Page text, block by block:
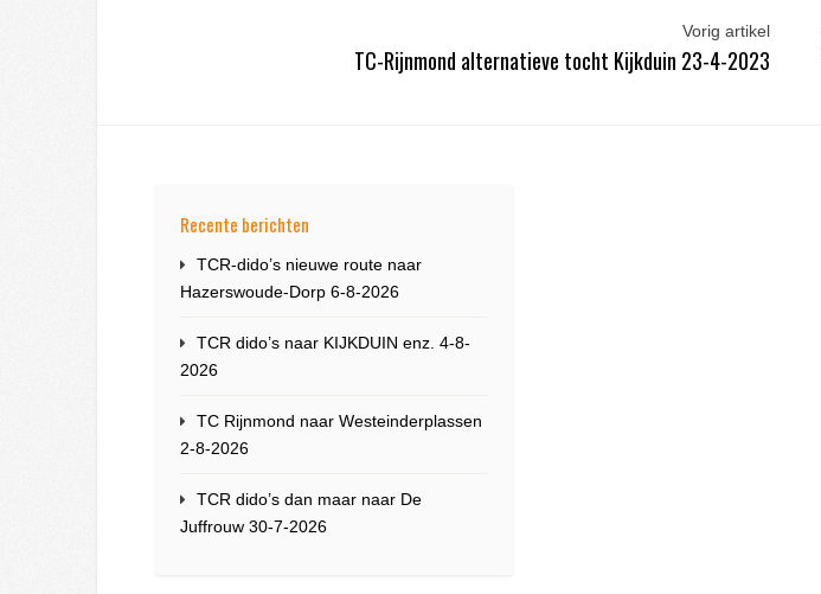
Vorig artikel
TC-Rijnmond alternatieve tocht Kijkduin 23-4-2023
Recente berichten
TCR-dido’s nieuwe route naar
Hazerswoude-Dorp 6-8-2026
TCR dido’s naar KIJKDUIN enz. 4-8-
2026
TC Rijnmond naar Westeinderplassen
2-8-2026
TCR dido’s dan maar naar De
Juffrouw 30-7-2026